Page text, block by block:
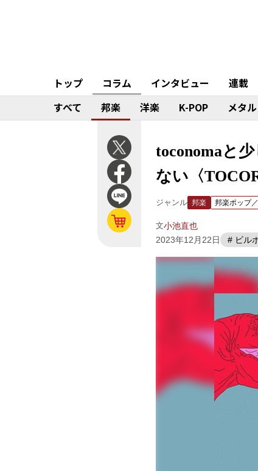
トップ コラム インタビュー 連載
すべて
邦楽 洋楽 K-POP メタル
toconomaと
ない〈
ジャンル 邦楽 邦楽ポップ
文小池直也
2023年12月22日
# ビル